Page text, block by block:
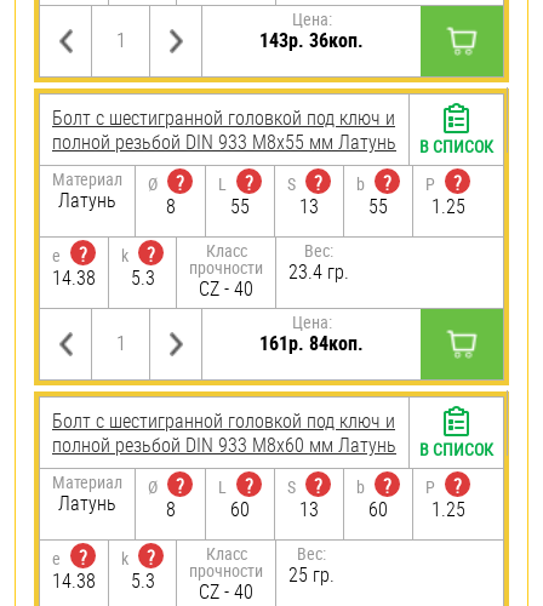
Цена:
143р. 36коп.
Болт с шестигранной головкой под ключ и
полной резьбой DIN 933 М8х55 мм Латунь
Материал
Латунь
Ø
?
8
L
?
55
S
?
13
b
?
55
P
?
1.25
e
?
14.38
k
?
5.3
Класс
прочности
CZ - 40
Вес:
23.4 гр.
Цена:
161р. 84коп.
В СПИСОК
Болт с шестигранной головкой под ключ и
полной резьбой DIN 933 М8х60 мм Латунь
Материал
Латунь
Ø
?
8
L
?
60
S
?
13
b
?
60
P
?
1.25
e
?
14.38
k
?
5.3
Класс
прочности
CZ - 40
Вес:
25 гр.
В СПИСОК